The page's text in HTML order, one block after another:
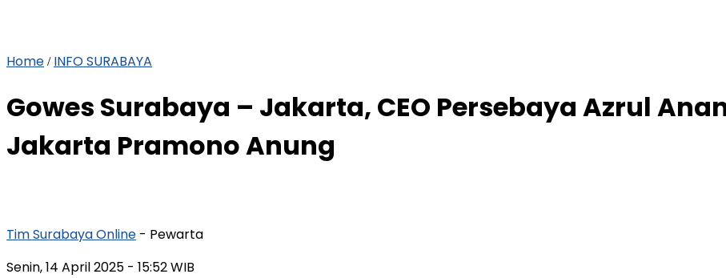
Home / INFO SURABAYA
Gowes Surabaya – Jakarta, CEO Persebaya Azrul
Jakarta Pramono Anung
Tim Surabaya Online - Pewarta
Senin, 14 April 2025 - 15:52 WIB